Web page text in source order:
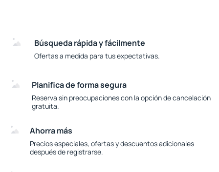
Búsqueda rápida y fácilmente
Ofertas a medida para tus expectativas.
Planifica de forma segura
Reserva sin preocupaciones con la opción de cancelación
gratuita.
Ahorra más
Precios especiales, ofertas y descuentos adicionales
después de registrarse.